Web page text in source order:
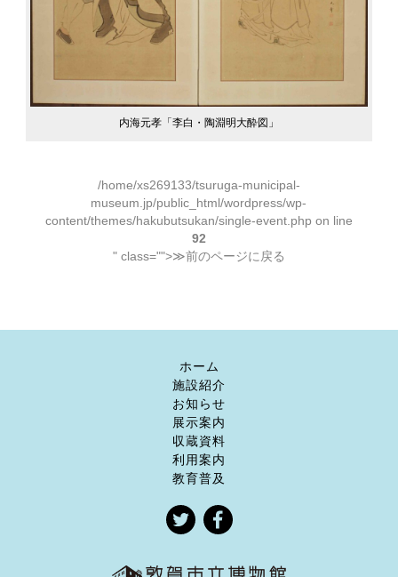
内海元孝「李白・陶淵明大酔図」
/home/xs269133/tsuruga-municipal-
museum.jp/public_html/wordpress/wp-
content/themes/hakubutsukan/single-event.php on line
92
" class="">≫前のページに戻る
ホーム
施設紹介
お知らせ
展示案内
収蔵資料
利用案内
教育普及